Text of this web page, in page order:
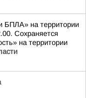
БПЛА» на территории
Сохраняется
на территории